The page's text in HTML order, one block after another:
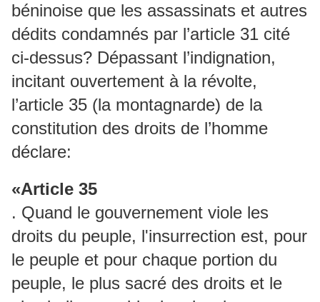
béninoise que les assassinats et autres
dédits condamnés par l’article 31 cité
ci-dessus? Dépassant l’indignation,
incitant ouvertement à la révolte,
l’article 35 (la montagnarde) de la
constitution des droits de l’homme
déclare:
«Article 35
. Quand le gouvernement viole les
droits du peuple, l'insurrection est, pour
le peuple et pour chaque portion du
peuple, le plus sacré des droits et le